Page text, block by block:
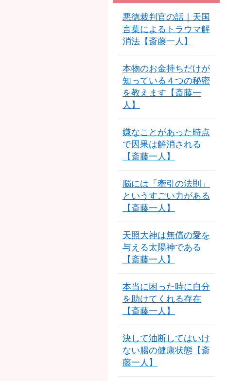
悪徳裁判官の話｜天国
言葉によるトラウマ解
消法【斎藤一人】
本物のお金持ちだけが
知っている４つの秘密
を教えます【斎藤一
人】
嫌なことがあった時点
で因果は解消される
【斎藤一人】
脳には「牽引の法則」
というすごい力がある
【斎藤一人】
天照大神は無償の愛を
与える太陽神である
【斎藤一人】
本当に困った時に自分
を助けてくれる存在
【斎藤一人】
決して油断してはいけ
ない腸の健康状態【斎
藤一人】